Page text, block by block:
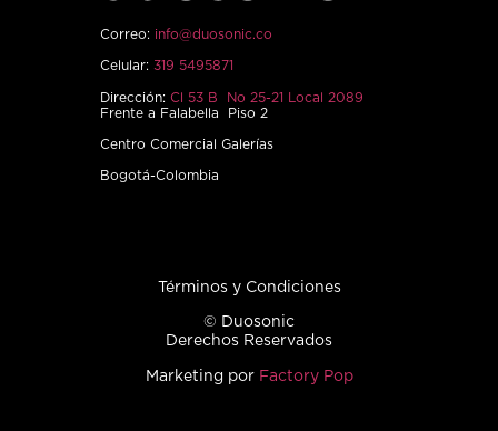
Correo: info@duosonic.co
Celular: 319 5495871
Dirección: Cl 53 B No 25-21 Local 2089
Frente a Falabella Piso 2
Centro Comercial Galerías
Bogotá-Colombia
Términos y Condiciones
© Duosonic
Derechos Reservados
Marketing por Factory Pop